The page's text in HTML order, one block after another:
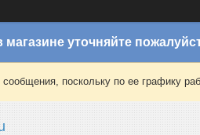
магазине уточняйте
поскольку по ее графику